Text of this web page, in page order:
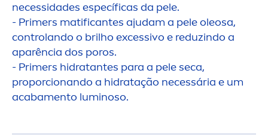
necessidades específicas da pele.
- Primers matificantes ajudam a pele oleosa,
controlando o brilho excessivo e reduzindo a
aparência dos poros.
- Primers hidratantes para a pele seca,
proporcionando a hidratação necessária e um
acabamento luminoso.